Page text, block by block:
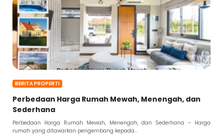
BERITA PROPERTI
Perbedaan Harga Rumah Mewah, Menengah, dan
Sederhana
Perbedaan Harga Rumah Mewah, Menengah, dan Sederhana – Harga
rumah yang ditawarkan pengembang kepada...